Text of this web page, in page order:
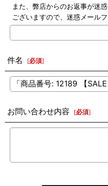
また、弊店からのお返事が迷
ございますので、迷惑メール
件名 [必須]
お問い合わせ内容 [必須]